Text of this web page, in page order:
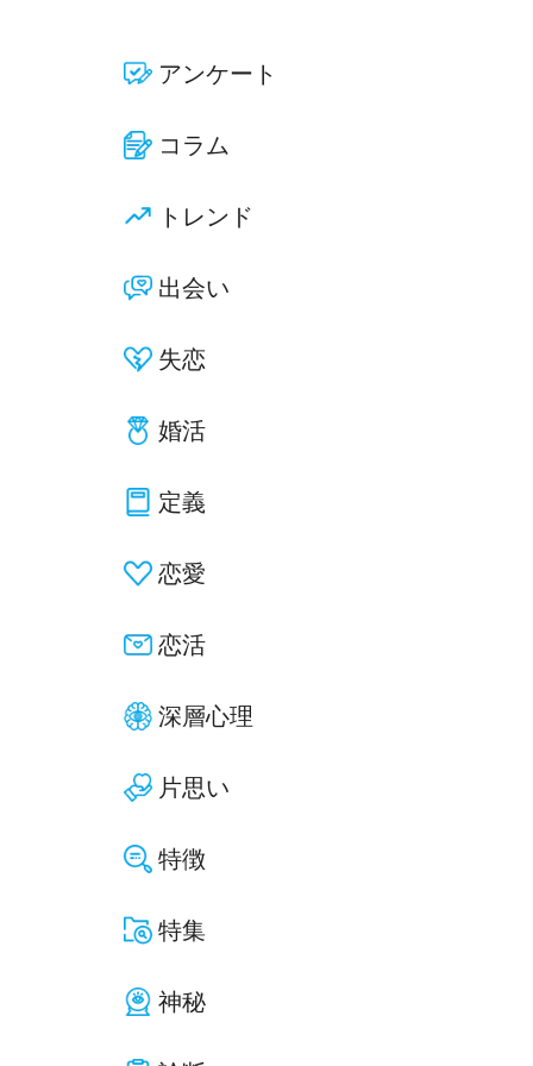
アンケート
コラム
トレンド
出会い
失恋
婚活
定義
恋愛
恋活
深層心理
片思い
特徴
特集
神秘